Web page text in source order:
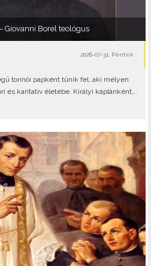
Giovanni Borel teológus
2026-07-31, Péntek
torinói papként tűnik fel, aki mélyen
és karitatív életébe. Királyi káplánként,..